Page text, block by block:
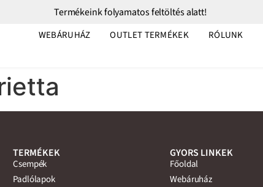
Termékeink folyamatos feltöltés alatt!
WEBÁRUHÁZ OUTLET TERMÉKEK RÓLUNK
TERMÉKEK
Csempék
Padlólapok
GYORS LINKEK
Főoldal
Webáruház